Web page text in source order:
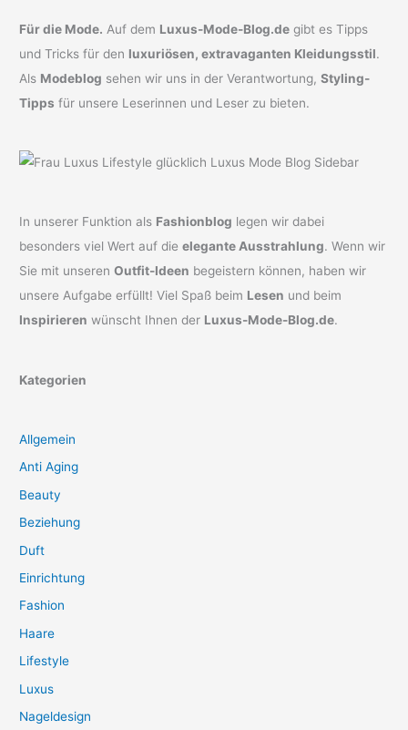
Für die Mode. Auf dem Luxus-Mode-Blog.de gibt es Tipps
und Tricks für den luxuriösen, extravaganten Kleidungsstil.
Als Modeblog sehen wir uns in der Verantwortung,Styling-
Tipps für unsere Leserinnen und Leser zu bieten.
In unserer Funktion als Fashionblog legen wir dabei
besonders viel Wert auf dieelegante Ausstrahlung. Wenn wir
Sie mit unserenOutfit-Ideen begeistern können, haben wir
unsere Aufgabe erfüllt! Viel Spaß beim Lesen und beim
Inspirieren wünscht Ihnen der Luxus-Mode-Blog.de.
Kategorien
Allgemein
Anti Aging
Beauty
Beziehung
Duft
Einrichtung
Fashion
Haare
Lifestyle
Luxus
Nageldesign